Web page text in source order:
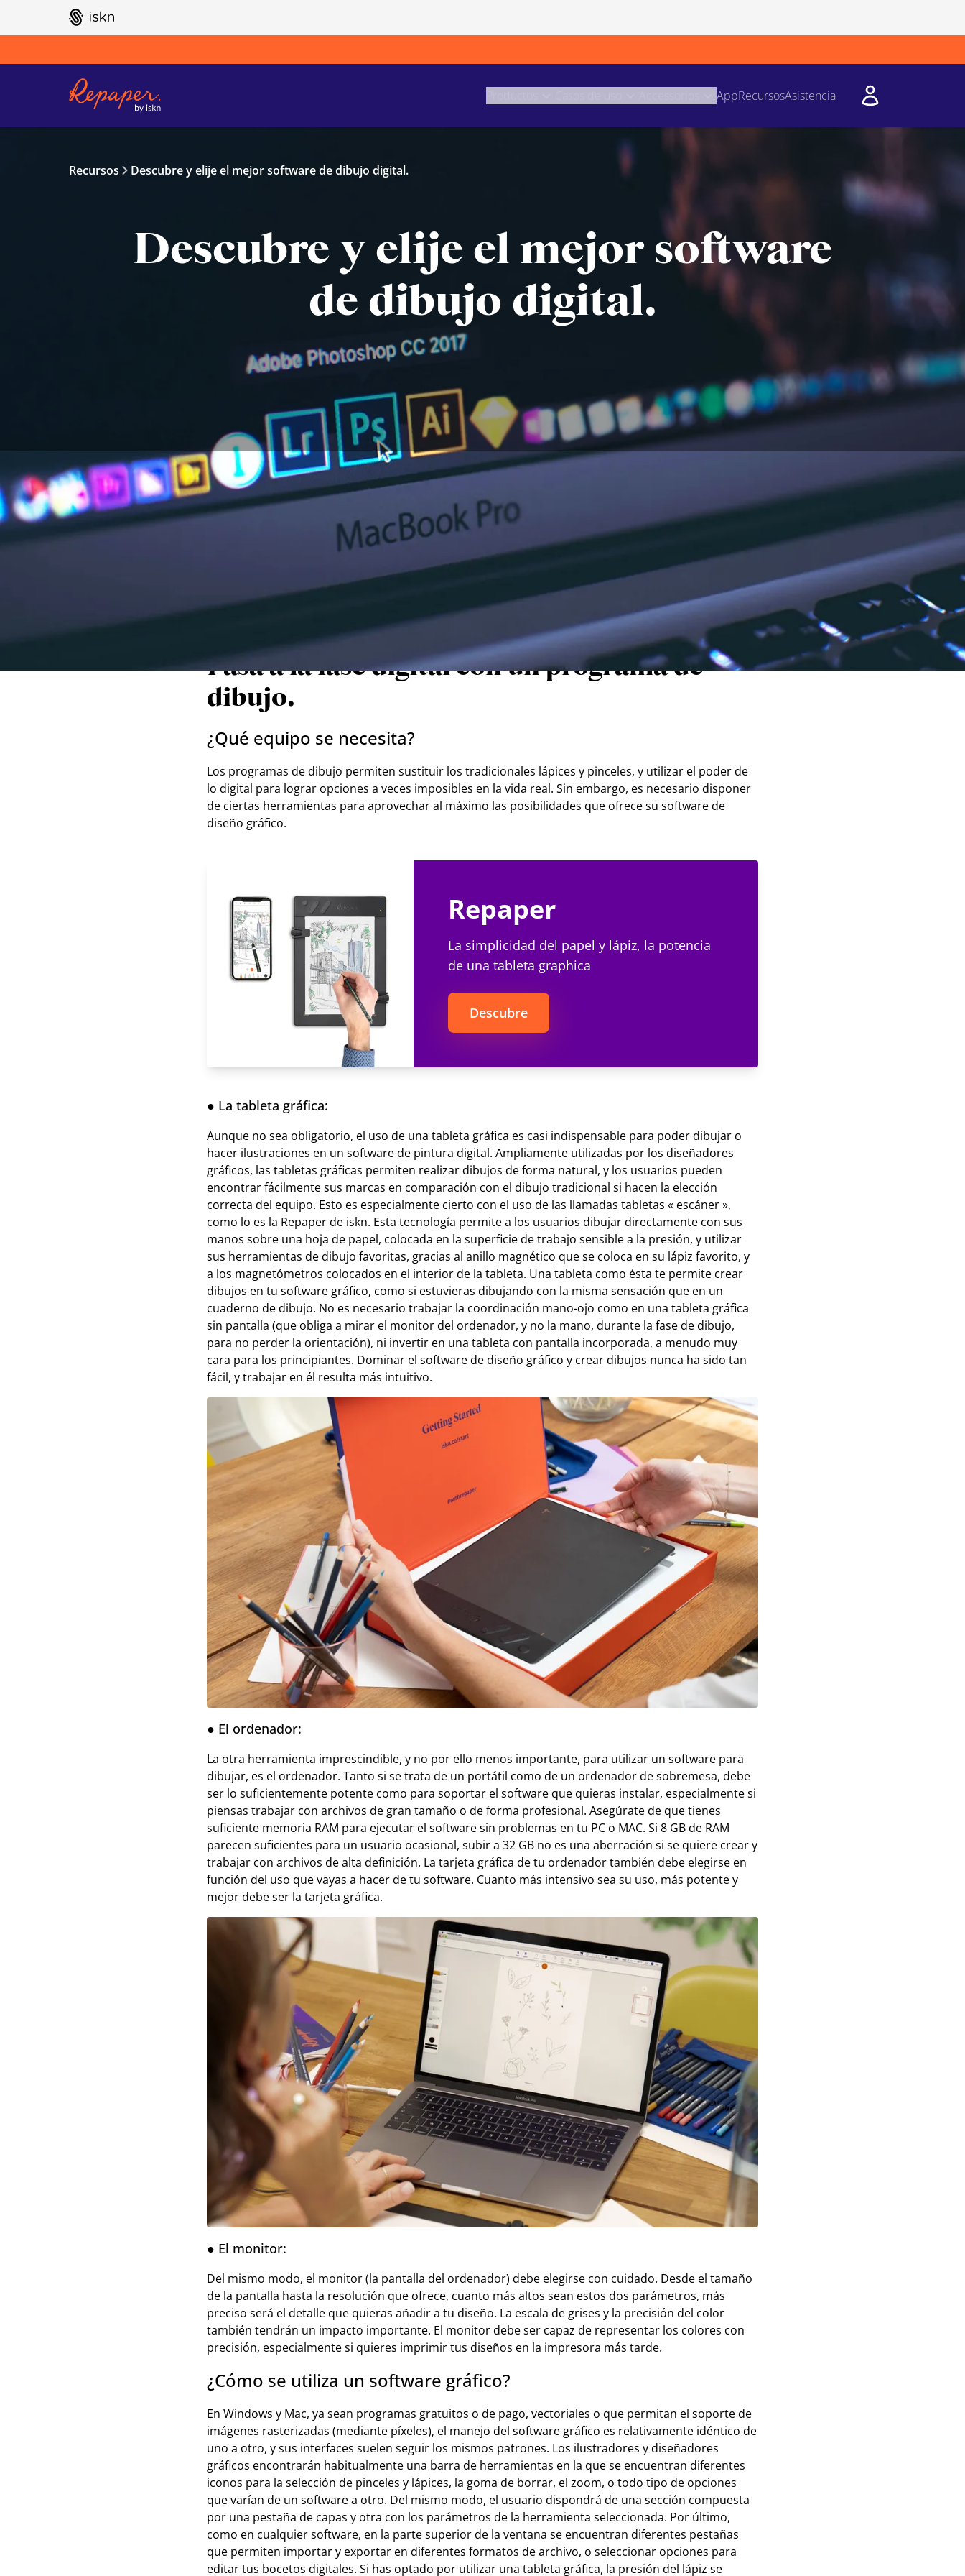
GO TO ISKN HOME
AppRecursosAsistencia
Recursos Descubre y elije el mejor software de dibujo digital.
Descubre y elije el mejor software
de dibujo digital.
El uso de un software de dibujo es un proceso de aprendizaje obligatorio para crear obras digitales.
Ya sea con fines profesionales o de ocio, la elección del software gráfico adecuado requiere saber a
qué uso está destinado. Para el diseño gráfico, la pintura digital o el retoque fotográfico, descubre
cómo elegir su software de dibujo y cómo utilizarlo de la mejor manera posible.
Pasa a la fase digital con un programa de
dibujo.
¿Qué equipo se necesita?
Los programas de dibujo permiten sustituir los tradicionales lápices y pinceles, y utilizar el poder de
lo digital para lograr opciones a veces imposibles en la vida real. Sin embargo, es necesario disponer
de ciertas herramientas para aprovechar al máximo las posibilidades que ofrece su software de
diseño gráfico.
Repaper
La simplicidad del papel y lápiz, la potencia
de una tableta graphica
Descubre
● La tableta gráfica:
Aunque no sea obligatorio, el uso de una tableta gráfica es casi indispensable para poder dibujar o
hacer ilustraciones en un software de pintura digital. Ampliamente utilizadas por los diseñadores
gráficos, las tabletas gráficas permiten realizar dibujos de forma natural, y los usuarios pueden
encontrar fácilmente sus marcas en comparación con el dibujo tradicional si hacen la elección
correcta del equipo. Esto es especialmente cierto con el uso de las llamadas tabletas « escáner »,
como lo es la Repaper de iskn. Esta tecnología permite a los usuarios dibujar directamente con sus
manos sobre una hoja de papel, colocada en la superficie de trabajo sensible a la presión, y utilizar
sus herramientas de dibujo favoritas, gracias al anillo magnético que se coloca en su lápiz favorito, y
a los magnetómetros colocados en el interior de la tableta. Una tableta como ésta te permite crear
dibujos en tu software gráfico, como si estuvieras dibujando con la misma sensación que en un
cuaderno de dibujo. No es necesario trabajar la coordinación mano-ojo como en una tableta gráfica
sin pantalla (que obliga a mirar el monitor del ordenador, y no la mano, durante la fase de dibujo,
para no perder la orientación), ni invertir en una tableta con pantalla incorporada, a menudo muy
cara para los principiantes. Dominar el software de diseño gráfico y crear dibujos nunca ha sido tan
fácil, y trabajar en él resulta más intuitivo.
● El ordenador:
La otra herramienta imprescindible, y no por ello menos importante, para utilizar un software para
dibujar, es el ordenador. Tanto si se trata de un portátil como de un ordenador de sobremesa, debe
ser lo suficientemente potente como para soportar el software que quieras instalar, especialmente si
piensas trabajar con archivos de gran tamaño o de forma profesional. Asegúrate de que tienes
suficiente memoria RAM para ejecutar el software sin problemas en tu PC o MAC. Si 8 GB de RAM
parecen suficientes para un usuario ocasional, subir a 32 GB no es una aberración si se quiere crear y
trabajar con archivos de alta definición. La tarjeta gráfica de tu ordenador también debe elegirse en
función del uso que vayas a hacer de tu software. Cuanto más intensivo sea su uso, más potente y
mejor debe ser la tarjeta gráfica.
● El monitor:
Del mismo modo, el monitor (la pantalla del ordenador) debe elegirse con cuidado. Desde el tamaño
de la pantalla hasta la resolución que ofrece, cuanto más altos sean estos dos parámetros, más
preciso será el detalle que quieras añadir a tu diseño. La escala de grises y la precisión del color
también tendrán un impacto importante. El monitor debe ser capaz de representar los colores con
precisión, especialmente si quieres imprimir tus diseños en la impresora más tarde.
¿Cómo se utiliza un software gráfico?
En Windows y Mac, ya sean programas gratuitos o de pago, vectoriales o que permitan el soporte de
imágenes rasterizadas (mediante píxeles), el manejo del software gráfico es relativamente idéntico de
uno a otro, y sus interfaces suelen seguir los mismos patrones. Los ilustradores y diseñadores
gráficos encontrarán habitualmente una barra de herramientas en la que se encuentran diferentes
iconos para la selección de pinceles y lápices, la goma de borrar, el zoom, o todo tipo de opciones
que varían de un software a otro. Del mismo modo, el usuario dispondrá de una sección compuesta
por una pestaña de capas y otra con los parámetros de la herramienta seleccionada. Por último,
como en cualquier software, en la parte superior de la ventana se encuentran diferentes pestañas
que permiten importar y exportar en diferentes formatos de archivo, o seleccionar opciones para
editar tus bocetos digitales. Si has optado por utilizar una tableta gráfica, la presión del lápiz se